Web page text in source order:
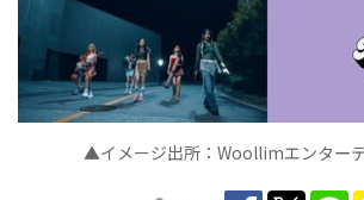
▲イメージ出所： Woollimエンタ ー